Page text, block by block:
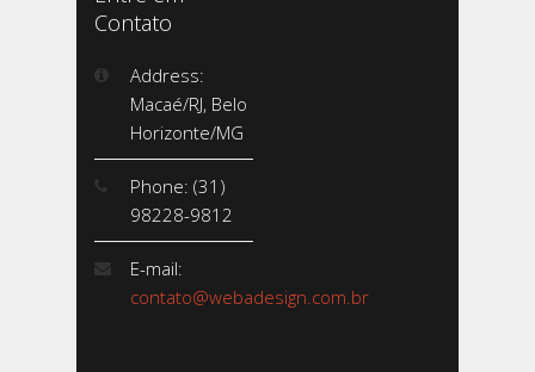
Contato
Address:
Macaé/RJ, Belo
Horizonte/MG
Phone: (31)
98228-9812
E-mail:
contato@webadesign.com.br